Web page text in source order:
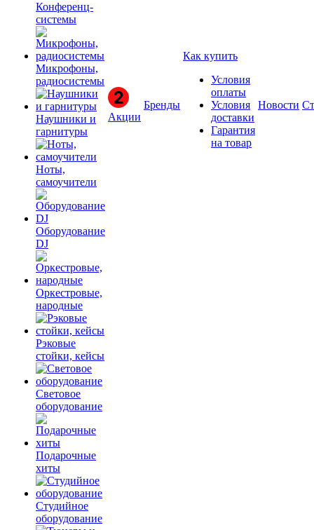
Конференц-
системы
Микрофоны,
радиосистемы
Наушники и
гарнитуры
Ноты,
самоучители
Оборудование
DJ
Оркестровые,
народные
Рэковые
стойки, кейсы
Световое
оборудование
Подарочные
хиты
Студийное
оборудование
Акции
Бренды
Как купить
Условия
оплаты
Условия
доставки
Гарантия
на товар
Новости